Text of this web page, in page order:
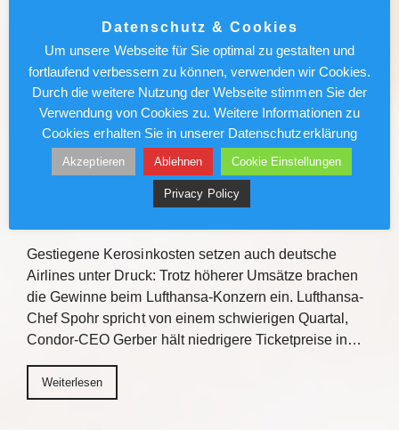
2027/2028 zu informieren. Mit praxisnahen
Verkaufstipps, direktem Austausch und
Gewinnchancen bietet die Veranstaltungsreihe
Einblicke zu den Fluss- und…
Weiterlesen
Lufthansa/Condor: Kerosinkosten
Gestiegene Kerosinkosten setzen auch deutsche
Airlines unter Druck: Trotz höherer Umsätze brachen
die Gewinne beim Lufthansa-Konzern ein. Lufthansa-
Chef Spohr spricht von einem schwierigen Quartal,
Condor-CEO Gerber hält niedrigere Ticketpreise in…
Weiterlesen
Datenschutz & Cookies
Um unsere Webseite für Sie optimal zu gestalten und
fortlaufend verbessern zu können, verwenden wir Cookies.
Durch die weitere Nutzung der Webseite stimmen Sie der
Verwendung von Cookies zu. Weitere Informationen zu
Cookies erhalten Sie in unserer Datenschutzerklärung
Akzeptieren Ablehnen Cookie Einstellungen
Privacy Policy